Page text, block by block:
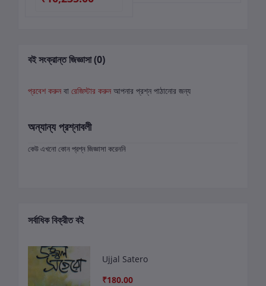
বই সংক্রান্ত জিজ্ঞাসা (0)
প্রবেশ করুন বা রেজিস্টার করুন আপনার প্রশ্ন পাঠানোর জন্য
অন্যান্য প্রশ্নাবলী
কেউ এখনো কোন প্রশ্ন জিজ্ঞাসা করেননি
সর্বাধিক বিক্রীত বই
Ujjal Satero
₹180.00